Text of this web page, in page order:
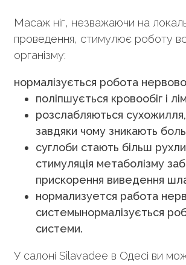
Масаж ніг, незважаючи на
проведення, стимулює роботу
організму:
нормалізується робота
поліпшується кровообіг і
розслабляються
завдяки чому зникають
суглоби стають більш
стимуляція метаболізму
прискорення виведення
нормализуется работа
системынормалізується
системи.
У салоні Silavadee в Одесі ви